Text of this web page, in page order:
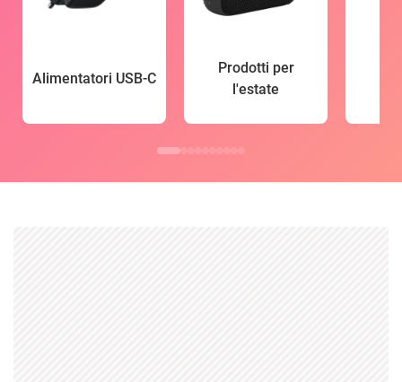
Alimentatori USB-C
Prodotti per
l'estate